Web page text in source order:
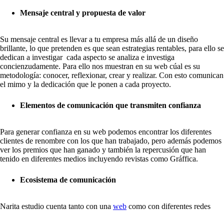
Mensaje central y propuesta de valor
Su mensaje central es llevar a tu empresa más allá de un diseño
brillante, lo que pretenden es que sean estrategias rentables, para ello se
dedican a investigar cada aspecto se analiza e investiga
concienzudamente. Para ello nos muestran en su web cúal es su
metodología: conocer, reflexionar, crear y realizar. Con esto comunican
el mimo y la dedicación que le ponen a cada proyecto.
Elementos de comunicación que transmiten confianza
Para generar confianza en su web podemos encontrar los diferentes
clientes de renombre con los que han trabajado, pero además podemos
ver los premios que han ganado y también la repercusión que han
tenido en diferentes medios incluyendo revistas como Gráffica.
Ecosistema de comunicación
Narita estudio cuenta tanto con una web como con diferentes redes